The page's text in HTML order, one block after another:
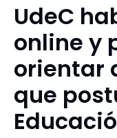
UdeC
online y
orientar
que